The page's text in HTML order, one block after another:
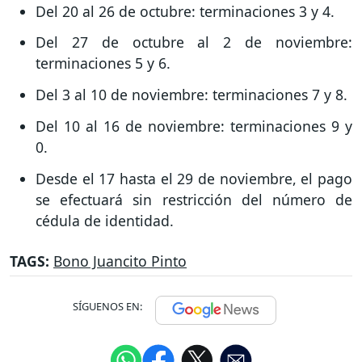
Del 20 al 26 de octubre: terminaciones 3 y 4.
Del 27 de octubre al 2 de noviembre:
terminaciones 5 y 6.
Del 3 al 10 de noviembre: terminaciones 7 y 8.
Del 10 al 16 de noviembre: terminaciones 9 y
0.
Desde el 17 hasta el 29 de noviembre, el pago
se efectuará sin restricción del número de
cédula de identidad.
TAGS: Bono Juancito Pinto
SÍGUENOS EN: